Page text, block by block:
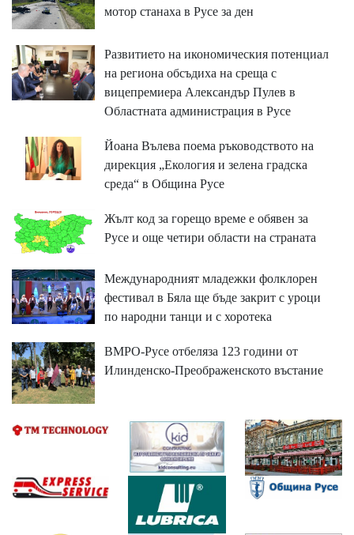
мотор станаха в Русе за ден
Развитието на икономическия потенциал
на региона обсъдиха на среща с
вицепремиера Александър Пулев в
Областната администрация в Русе
Йоана Вълева поема ръководството на
дирекция „Екология и зелена градска
среда“ в Община Русе
Жълт код за горещо време е обявен за
Русе и още четири области на страната
Международният младежки фолклорен
фестивал в Бяла ще бъде закрит с уроци
по народни танци и с хоротека
ВМРО-Русе отбеляза 123 години от
Илинденско-Преображенското въстание